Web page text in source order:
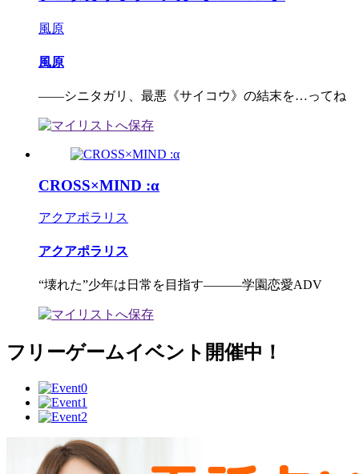
風原
風原
――シニタガリ、最悪《サイコウ》の結末を…ってね
CROSS×MIND :α
アクアポラリス
アクアポラリス
“壊れた”少年は日常を目指す―――学園恋愛ADV
フリーゲームイベント開催中！